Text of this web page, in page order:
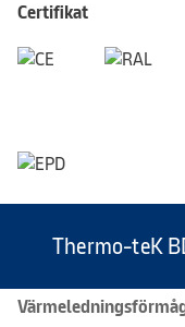
Certifikat
Thermo-teK